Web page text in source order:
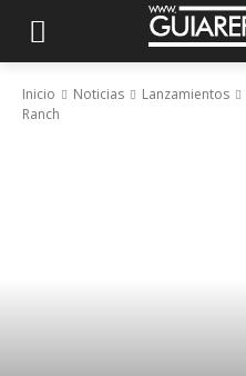
Inicio Noticias Lanzamientos
Ranch